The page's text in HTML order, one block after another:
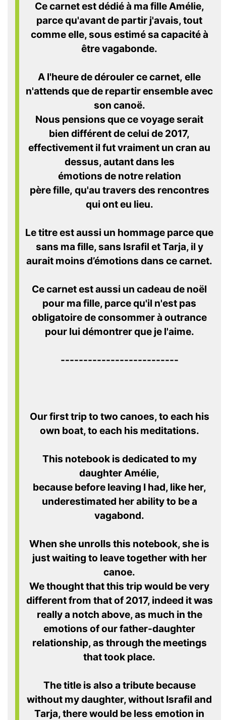
Ce carnet est dédié à ma fille Amélie,
parce qu'avant de partir j'avais, tout
comme elle, sous estimé sa capacité à
être vagabonde.
A l'heure de dérouler ce carnet, elle
n'attends que de repartir ensemble avec
son canoë.
Nous pensions que ce voyage serait
bien différent de celui de 2017,
effectivement il fut vraiment un cran au
dessus, autant dans les
émotions denotre relation
père fille, qu'au travers des rencontres
qui ont eu lieu.
Le titre est aussi un hommage parce que
sans ma fille, sans Israfil et Tarja, il y
aurait moins d’émotions dans ce carnet.
Ce carnet est aussi un cadeau de noël
pour ma fille, parce qu'il n'est pas
obligatoire de consommer à outrance
pour lui démontrer que je l'aime.
--------------------------
Our first trip to two canoes, to each his
own boat,to each his meditations.
This notebook is dedicated to my
daughter Amélie,
because before leaving I had, like her,
underestimated her ability to be a
vagabond.
When she unrolls this notebook, she is
just waiting to leave together with her
canoe.
We thought that this trip would be very
different from that of 2017, indeed it was
really a notch above, as much in the
emotions of our father-daughter
relationship, as through the meetings
that took place.
The title is also a tribute because
without my daughter, without Israfil and
Tarja, there would be less emotion in